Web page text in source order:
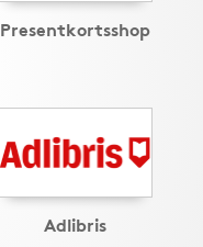
Presentkortsshop
Adlibris